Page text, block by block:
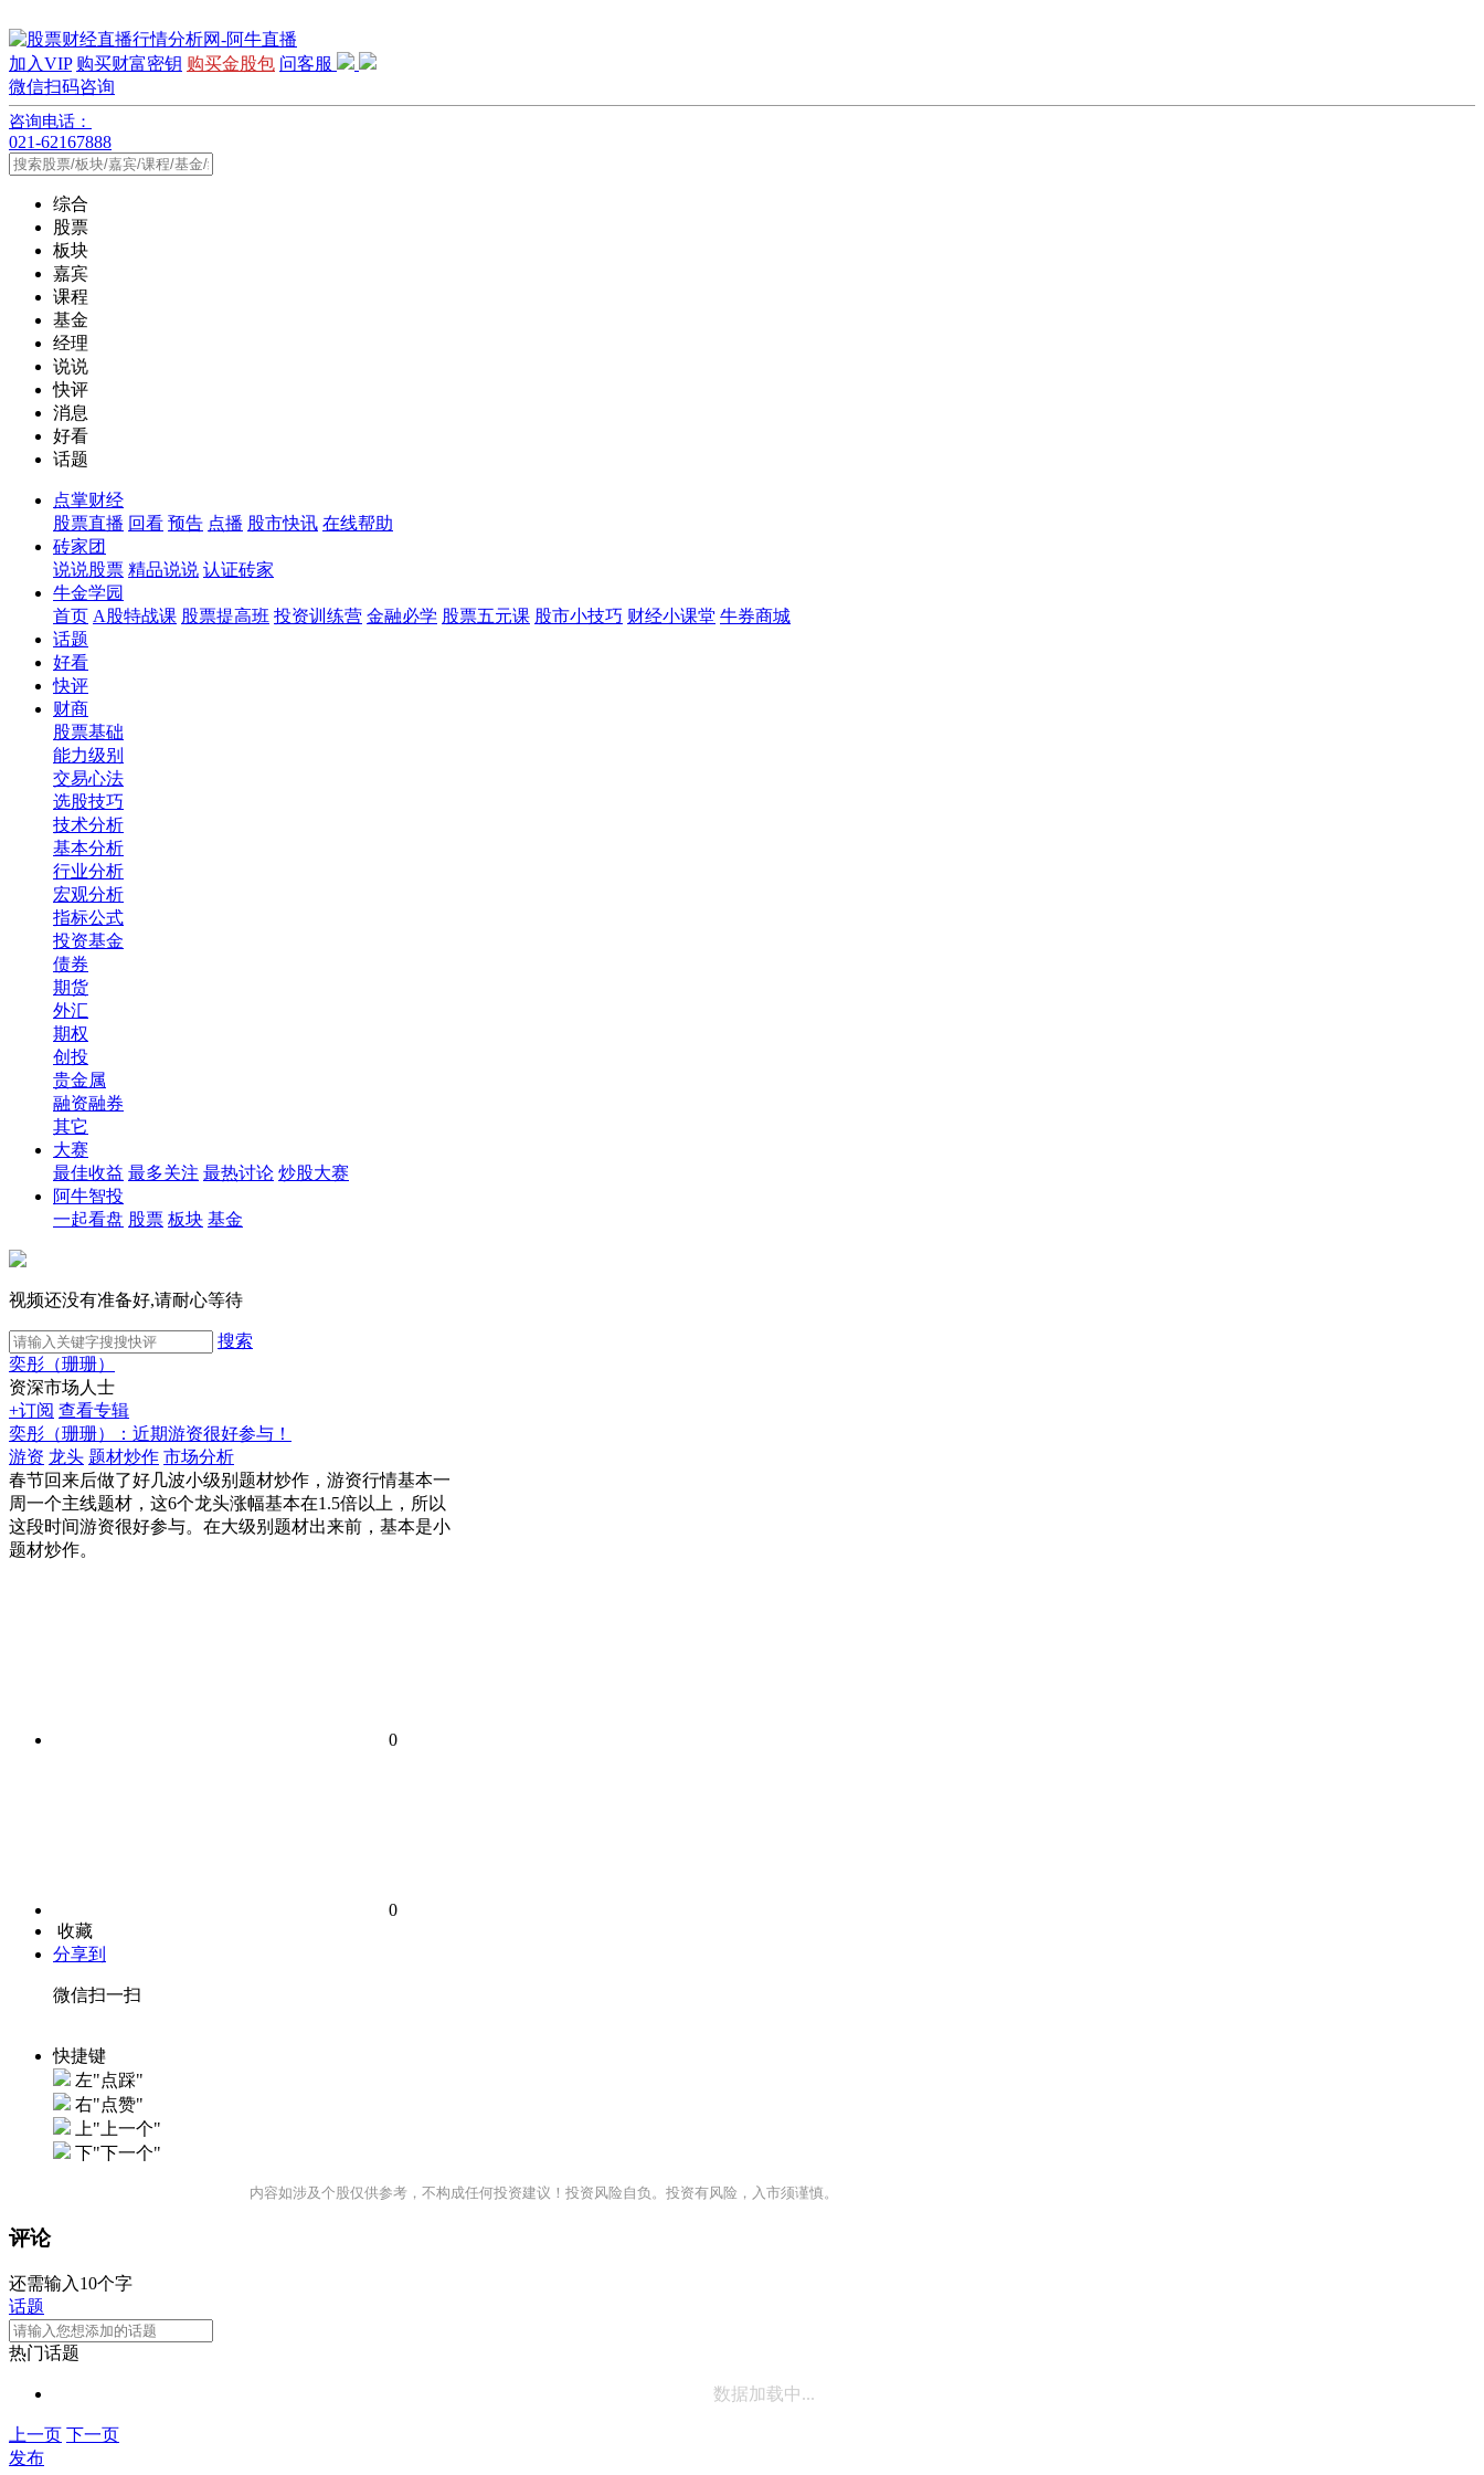
加入VIP 购买财富密钥 购买金股包 问客服
微信扫码咨询
咨询电话：
021-62167888
综合
股票
板块
嘉宾
课程
基金
经理
说说
快评
消息
好看
话题
点掌财经
股票直播 回看 预告 点播 股市快讯 在线帮助
砖家团
说说股票 精品说说 认证砖家
牛金学园
首页 A股特战课 股票提高班 投资训练营 金融必学 股票五元课 股市小技巧 财经小课堂 牛券商城
话题
好看
快评
财商
股票基础
能力级别
交易心法
选股技巧
技术分析
基本分析
行业分析
宏观分析
指标公式
投资基金
债券
期货
外汇
期权
创投
贵金属
融资融券
其它
大赛
最佳收益 最多关注 最热讨论 炒股大赛
阿牛智投
一起看盘 股票 板块 基金
视频还没有准备好,请耐心等待
搜索
奕彤（珊珊）
资深市场人士
+订阅 查看专辑
奕彤（珊珊）：近期游资很好参与！
游资 龙头 题材炒作 市场分析
春节回来后做了好几波小级别题材炒作，游资行情基本一
周一个主线题材，这6个龙头涨幅基本在1.5倍以上，所以
这段时间游资很好参与。在大级别题材出来前，基本是小
题材炒作。
0
0
收藏
分享到
微信扫一扫
快捷键
左"点踩"
右"点赞"
上"上一个"
下"下一个"
内容如涉及个股仅供参考，不构成任何投资建议！投资风险自负。投资有风险，入市须谨慎。
评论
还需输入10个字
话题
热门话题
数据加载中...
上一页 下一页
发布